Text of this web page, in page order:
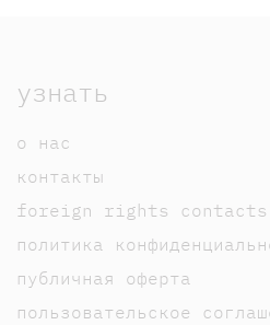
узнать
о нас
контакты
foreign rights contacts
политика
публичная оферта
пользовательское